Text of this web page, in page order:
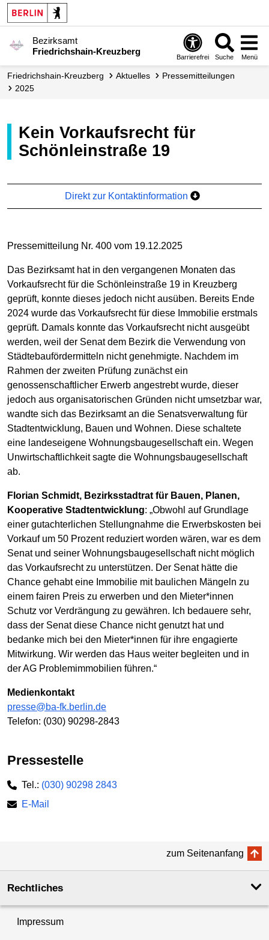
Bezirksamt
Friedrichshain-Kreuzberg
Barrierefrei Suche Menü
Friedrichshain-Kreuzberg Aktuelles
Presse­mitteilungen
2025
Kein Vorkaufsrecht für
Schönleinstraße 19
Direkt zur Kontaktinformation
Pressemitteilung Nr. 400 vom 19.12.2025
Das Bezirksamt hat in den vergangenen Monaten das
Vorkaufsrecht für die Schönleinstraße 19 in Kreuzberg
geprüft, konnte dieses jedoch nicht ausüben. Bereits Ende
2024 wurde das Vorkaufsrecht für diese Immobilie erstmals
geprüft. Damals konnte das Vorkaufsrecht nicht ausgeübt
werden, weil der Senat dem Bezirk die Verwendung von
Städtebaufördermitteln nicht genehmigte. Nachdem im
Rahmen der zweiten Prüfung zunächst ein
genossenschaftlicher Erwerb angestrebt wurde, dieser
jedoch aus organisatorischen Gründen nicht umsetzbar war,
wandte sich das Bezirksamt an die Senatsverwaltung für
Stadtentwicklung, Bauen und Wohnen. Diese schaltete
eine landeseigene Wohnungsbaugesellschaft ein. Wegen
Unwirtschaftlichkeit sagte die Wohnungsbaugesellschaft
ab.
Florian Schmidt, Bezirksstadtrat für Bauen, Planen,
Kooperative Stadtentwicklung: „Obwohl auf Grundlage
einer gutachterlichen Stellungnahme die Erwerbskosten bei
Vorkauf um 50 Prozent reduziert worden wären, war es dem
Senat und seiner Wohnungsbaugesellschaft nicht möglich
das Vorkaufsrecht zu unterstützen. Der Senat hätte die
Chance gehabt eine Immobilie mit baulichen Mängeln zu
einem fairen Preis zu erwerben und den Mieter*innen
Schutz vor Verdrängung zu gewähren. Ich bedauere sehr,
dass der Senat diese Chance nicht genutzt hat und
bedanke mich bei den Mieter*innen für ihre engagierte
Mitwirkung. Wir werden das Haus weiter begleiten und in
der AG Problemimmobilien führen.“
Medienkontakt
presse@ba-fk.berlin.de
Telefon: (030) 90298-2843
Pressestelle
Tel.: (030) 90298 2843
E-Mail
zum Seitenanfang
Rechtliches
Impressum